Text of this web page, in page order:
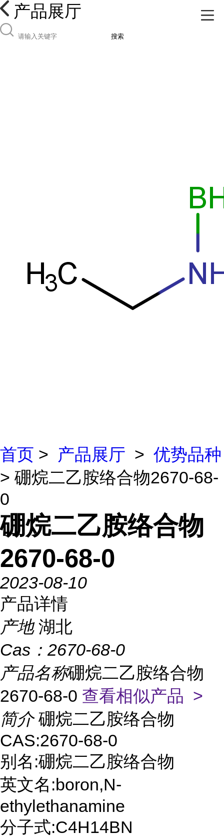
产品展厅
搜索
首页 > 产品展厅 > 优势品种
> 硼烷二乙胺络合物2670-68-
0
硼烷二乙胺络合物
2670-68-0
2023-08-10
产品详情
产地 湖北
Cas： 2670-68-0
产品名称硼烷二乙胺络合物
2670-68-0 查看相似产品 >
简介 硼烷二乙胺络合物
CAS:2670-68-0
别名:硼烷二乙胺络合物
英文名:boron,N-
ethylethanamine
分子式:C4H14BN